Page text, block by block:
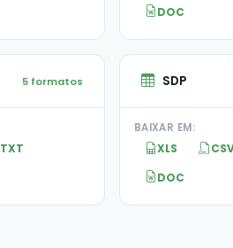
DOC
5 formatos
TXT
SDP
BAIXAR EM:
XLS
DOC